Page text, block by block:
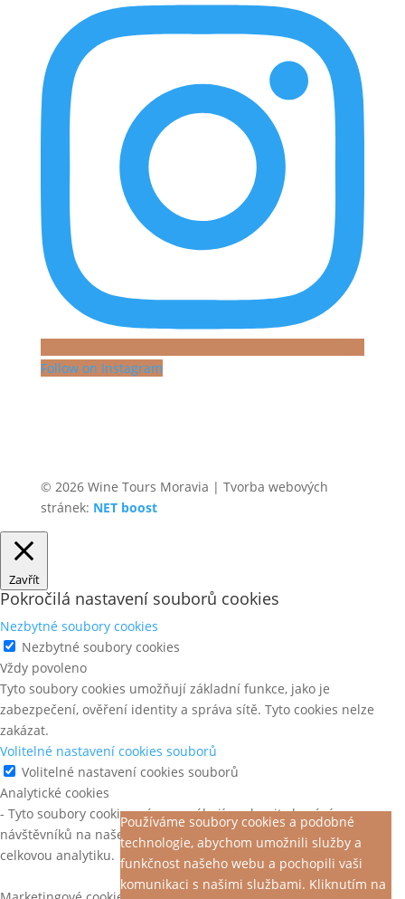
Follow on Instagram
© 2026 Wine Tours Moravia | Tvorba webových
stránek: NET boost
Používáme soubory cookies a podobné
technologie, abychom umožnili služby a
funkčnost našeho webu a pochopili vaši
komunikaci s našimi službami. Kliknutím na
Zavřít
Pokročilá nastavení souborů cookies
Nezbytné soubory cookies
Nezbytné soubory cookies
Vždy povoleno
Tyto soubory cookies umožňují základní funkce, jako je
zabezpečení, ověření identity a správa sítě. Tyto cookies nelze
zakázat.
Volitelné nastavení cookies souborů
Volitelné nastavení cookies souborů
Analytické cookies
- Tyto soubory cookies nám pomáhají pochopit chování
návštěvníků na našem webu, objevit chyby a poskytnout lepší
celkovou analytiku.